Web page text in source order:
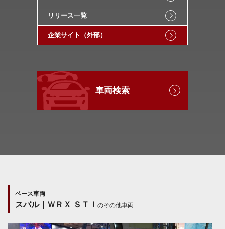
リリース一覧
企業サイト（外部）
車両検索
ベース車両
スバル｜ＷＲＸ ＳＴＩ のその他車両